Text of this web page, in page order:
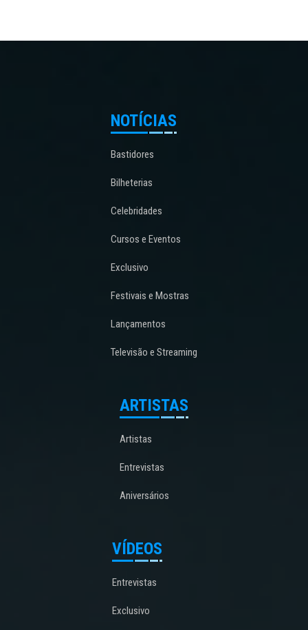
NOTÍCIAS
Bastidores
Bilheterias
Celebridades
Cursos e Eventos
Exclusivo
Festivais e Mostras
Lançamentos
Televisão e Streaming
ARTISTAS
Artistas
Entrevistas
Aniversários
VÍDEOS
Entrevistas
Exclusivo